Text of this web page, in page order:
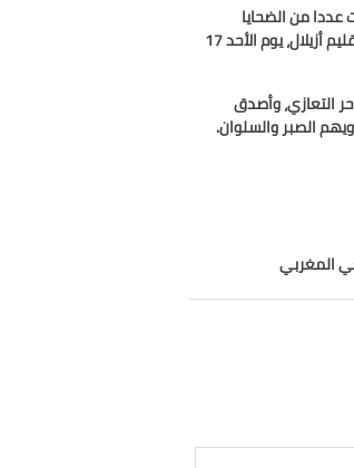
من الضحايا
والمصابين بينهم أفراد من الأسرة التعليمية من تلاميذ وأساتذة، بالطريق الرابط بين آيتبووليوآيتبوكماز بإقليم أزيلال، يوم الأحد 17
التعازي، وأصدق
الصبر والسلوان.